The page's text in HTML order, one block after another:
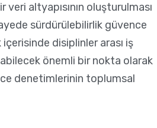
altyapısının oluşturulması
sürdürülebilirlik güvence
disiplinler arası iş
önemli bir nokta olarak
denetimlerinin toplumsal